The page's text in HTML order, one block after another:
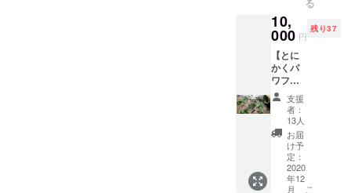
す。
滴でも
なかな
か
Heaven
へ行け
ます★
きっと
あなた
も虜に
な
る、、
、◎
元気が
湧き上
が凝縮
されて
いて、
めちゃ
めちゃ
美味し
い、、
！！ ３
滴でも
なかな
Heaven
へ行け
ます★
たらぺ
ろっと
飲ん
じゃ
う、１
２本
セット
です。
お届け
は12月
~1月を
予定し
ていま
す。
に嬉し
い、食
べてキ
レイに
なる美
魔女鍋
が作れ
るキッ
トと、
コーラ
のセッ
トです
容の
10,
000 円
残り37
【とに
かくパ
ワフ
ル！各
地で出
会った
薬草た
ちのお
楽しみ
BOX！
】 日本
支援
者：
13人
お届
け予
定：
2020
年12
月
こ